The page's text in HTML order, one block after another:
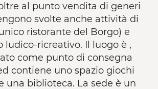
al punto vendita di generi
svolte anche attività di
ristorante del Borgo) e
ludico-ricreativo. Il luogo è ,
come punto di consegna
contiene uno spazio giochi
una biblioteca. La sede è un